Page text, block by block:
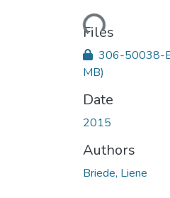
Loading...
Files
306-50038-
MB)
Date
2015
Authors
Briede, Liene